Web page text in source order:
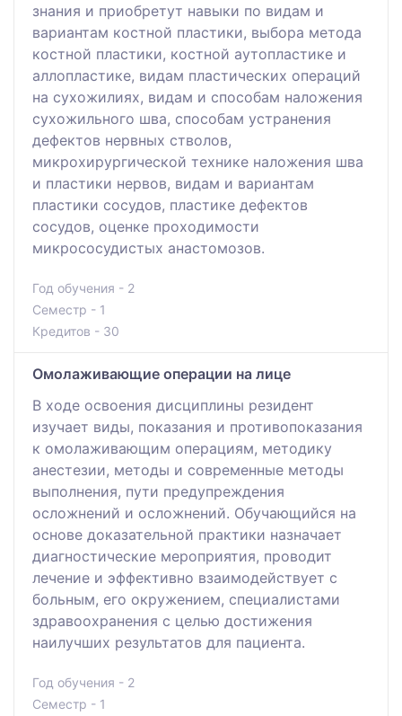
знания и приобретут навыки по видам и
вариантам костной пластики, выбора метода
костной пластики, костной аутопластике и
аллопластике, видам пластических операций
на сухожилиях, видам и способам наложения
сухожильного шва, способам устранения
дефектов нервных стволов,
микрохирургической технике наложения шва
и пластики нервов, видам и вариантам
пластики сосудов, пластике дефектов
сосудов, оценке проходимости
микрососудистых анастомозов.
Год обучения - 2
Семестр - 1
Кредитов - 30
Омолаживающие операции на лице
В ходе освоения дисциплины резидент
изучает виды, показания и противопоказания
к омолаживающим операциям, методику
анестезии, методы и современные методы
выполнения, пути предупреждения
осложнений и осложнений. Обучающийся на
основе доказательной практики назначает
диагностические мероприятия, проводит
лечение и эффективно взаимодействует с
больным, его окружением, специалистами
здравоохранения с целью достижения
наилучших результатов для пациента.
Год обучения - 2
Семестр - 1